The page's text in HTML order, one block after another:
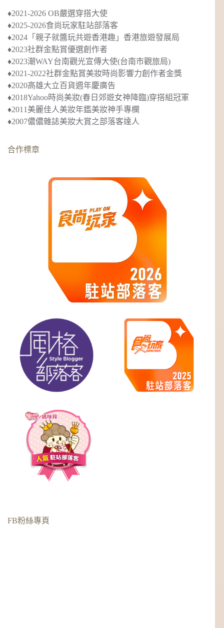
♦︎2021-2026 OB嚴選穿搭大使
♦︎2025-2026食尚玩家駐站部落客
♦︎2024 「親子就醬玩共遊香港趣」 香港旅遊發展局
♦︎2023社群金點賞優選創作者
♦︎2023潮WAY台南觀光宣傳大使(台南市觀旅局)
♦︎2021-2022社群金點賞美妝時尚影響力創作者金獎
♦︎2020高雄大立百貨週年慶廣告
♦︎2018Yahoo時尚美妝(春日郊遊女神降臨)穿搭組冠軍
♦︎2011美麗佳人美妝年鑑美妝神手專欄
♦︎2007儂儂雜誌美妝大賞之部落客達人
合作標章
FB粉絲專頁